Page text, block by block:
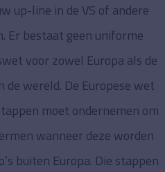
up-line in de VS of andere
Er bestaat geen uniforme
voor zowel Europa als de
de wereld. De Europese wet
moet ondernemen om
wanneer deze worden
buiten Europa. Die stappen